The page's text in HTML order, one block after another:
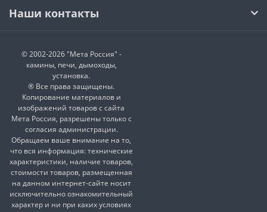
Наши контакты
© 2002-2026 "Мета Россия" -
камины, печи, дымоходы,
установка.
® Все права защищены.
Копирование материалов и
изображений товаров с сайта
Мета Россия, разрешены только с
согласия администрации.
Обращаем ваше внимание на то,
что вся информация: технические
характеристики, наличие товаров,
стоимости товаров, размещенная
на данном интернет-сайте носит
исключительно ознакомительный
характер и ни при каких условиях